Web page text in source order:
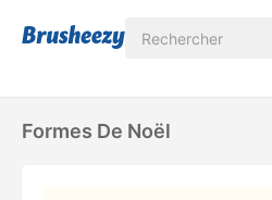
Formes De Noël